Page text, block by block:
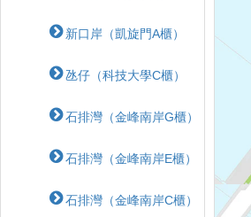
新口岸（凱旋門A櫃）
氹仔（科技大學C櫃）
石排灣（金峰南岸G櫃）
石排灣（金峰南岸E櫃）
石排灣（金峰南岸C櫃）